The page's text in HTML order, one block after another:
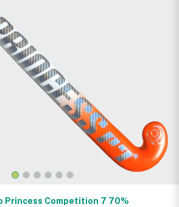
Princess Competition 7 70%